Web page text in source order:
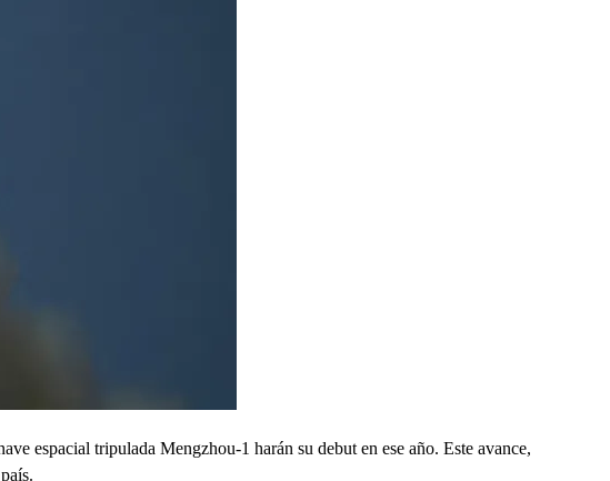
espacial tripulada Mengzhou-1 harán su debut en ese año. Este avance,